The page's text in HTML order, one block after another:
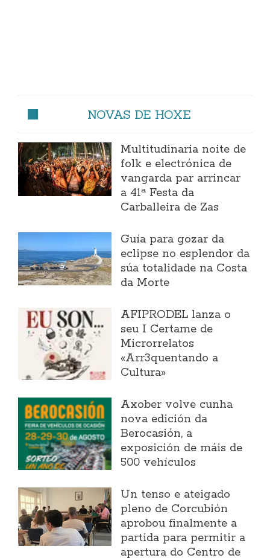
NOVAS DE HOXE
Multitudinaria noite de
folk e electrónica de
vangarda par arrincar
a 41ª Festa da
Carballeira de Zas
Guía para gozar da
eclipse no esplendor da
súa totalidade na Costa
da Morte
AFIPRODEL lanza o
seu I Certame de
Microrrelatos
«Arr3quentando a
Cultura»
Axober volve cunha
nova edición da
Berocasión, a
exposición de máis de
500 vehículos
Un tenso e ateigado
pleno de Corcubión
aprobou finalmente a
partida para permitir a
apertura do Centro de